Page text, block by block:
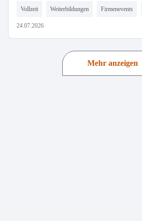
Vollzeit Weiterbildungen Firmenevents
24.07.2026
Mehr anzeigen